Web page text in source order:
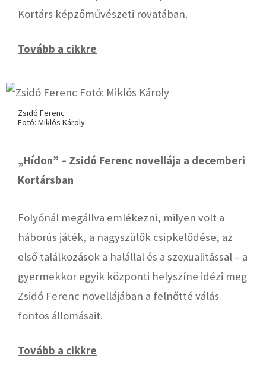
Kortárs képzőművészeti rovatában.
Tovább a cikkre
Zsidó Ferenc
Fotó: Miklós Károly
„Hídon” – Zsidó Ferenc novellája a decemberi
Kortársban
Folyónál megállva emlékezni, milyen volt a
háborús játék, a nagyszülők csipkelődése, az
első találkozások a halállal és a szexualitással – a
gyermekkor egyik központi helyszíne idézi meg
Zsidó Ferenc novellájában a felnőtté válás
fontos állomásait.
Tovább a cikkre